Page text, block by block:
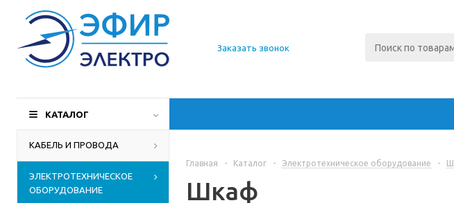
О компании
Доставка
Производители
Контакты
Заказать звонок
КАТАЛОГ
КАБЕЛЬ И ПРОВОДА
ЭЛЕКТРОТЕХНИЧЕСКОЕ
ОБОРУДОВАНИЕ
Главная - Каталог - Электротехническое оборудование -
Шкаф